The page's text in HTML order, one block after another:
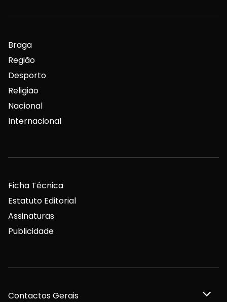
Braga
Região
Desporto
Religião
Nacional
Internacional
Ficha Técnica
Estatuto Editorial
Assinaturas
Publicidade
Contactos Gerais